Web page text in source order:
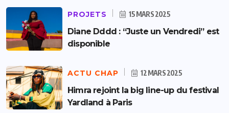
PROJETS 15 MARS 2025
Diane Dddd : “Juste un Vendredi” est
disponible
ACTU CHAP 12 MARS 2025
Himra rejoint la big line-up du festival
Yardland à Paris